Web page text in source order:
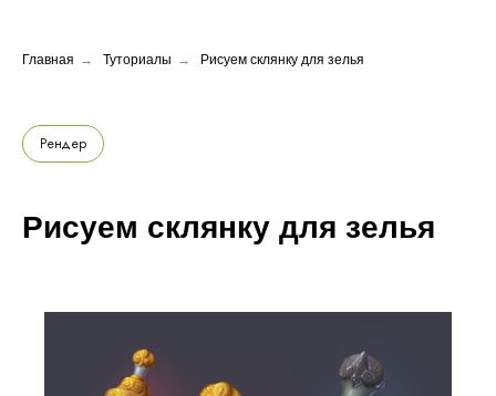
Главная → Туториалы → Рисуем склянку для зелья
Рендер
Рисуем склянку для зелья